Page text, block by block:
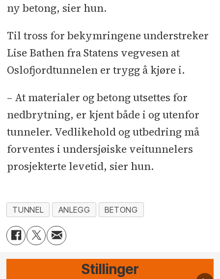
ny betong, sier hun.
Til tross for bekymringene understreker
Lise Bathen fra Statens vegvesen at
Oslofjordtunnelen er trygg å kjøre i.
– At materialer og betong utsettes for
nedbrytning, er kjent både i og utenfor
tunneler. Vedlikehold og utbedring må
forventes i undersjøiske veitunnelers
prosjekterte levetid, sier hun.
TUNNEL ANLEGG BETONG
Stillinger